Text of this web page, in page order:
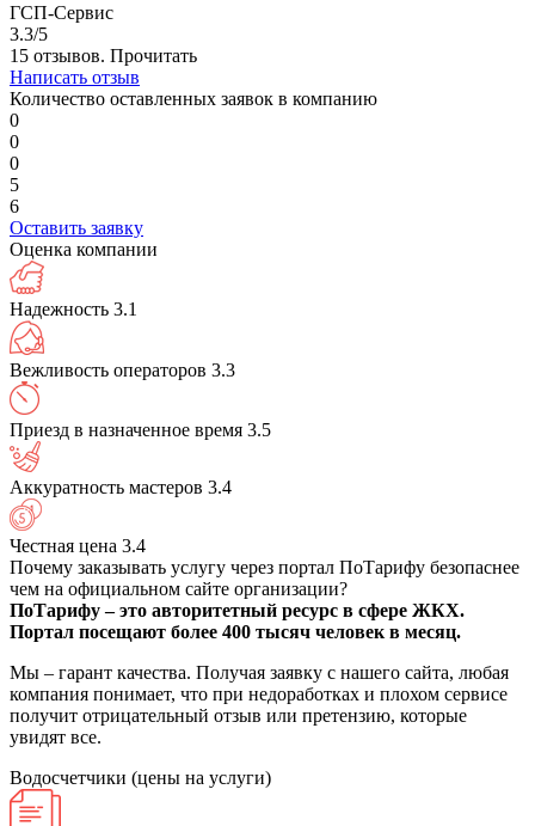
ГСП-Сервис
3.3/5
15 отзывов. Прочитать
Написать отзыв
Количество оставленных заявок в компанию
0
0
0
5
6
Оставить заявку
Оценка компании
Надежность 3.1
Вежливость операторов 3.3
Приезд в назначенное время 3.5
Аккуратность мастеров 3.4
Честная цена 3.4
Почему заказывать услугу через портал ПоТарифу безопаснее
чем на официальном сайте организации?
ПоТарифу – это авторитетный ресурс в сфере ЖКХ.
Портал посещают более 400 тысяч человек в месяц.
Мы – гарант качества. Получая заявку с нашего сайта, любая
компания понимает, что при недоработках и плохом сервисе
получит отрицательный отзыв или претензию, которые
увидят все.
Водосчетчики (цены на услуги)